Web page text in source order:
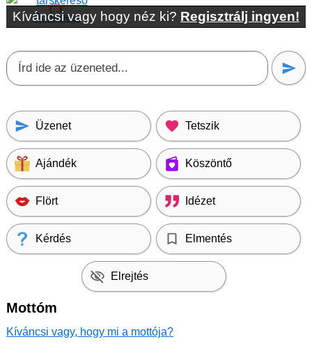
Kíváncsi vagy hogy néz ki? Regisztrálj ingyen!
Üzenet Tetszik
Ajándék Köszöntő
Flört Idézet
Kérdés Elmentés
Elrejtés
Mottóm
Kíváncsi vagy, hogy mi a mottója?